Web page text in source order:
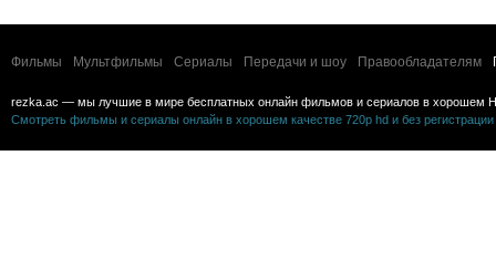
Фильмы Мультфильмы Сериалы Передачи и шоу Правообладателям
rezka.ac — мы лучшие в мире бесплатных онлайн фильмов и сериалов в хорошем
Смотреть фильмы и сериалы онлайн в хорошем качестве 720p hd и без